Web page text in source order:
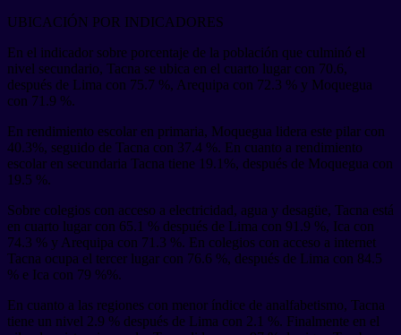
UBICACIÓN POR INDICADORES
En el indicador sobre porcentaje de la población que culminó el
nivel secundario, Tacna se ubica en el cuarto lugar con 70.6,
después de Lima con 75.7 %, Arequipa con 72.3 % y Moquegua
con 71.9 %.
En rendimiento escolar en primaria, Moquegua lidera este pilar con
40.3%, seguido de Tacna con 37.4 %. En cuanto a rendimiento
escolar en secundaria Tacna tiene 19.1%, después de Moquegua con
19.5 %.
Sobre colegios con acceso a electricidad, agua y desagüe, Tacna está
en cuarto lugar con 65.1 % después de Lima con 91.9 %, Ica con
74.3 % y Arequipa con 71.3 %. En colegios con acceso a internet
Tacna ocupa el tercer lugar con 76.6 %, después de Lima con 84.5
% e Ica con 79 %%.
En cuanto a las regiones con menor índice de analfabetismo, Tacna
tiene un nivel 2.9 % después de Lima con 2.1 %. Finalmente en el